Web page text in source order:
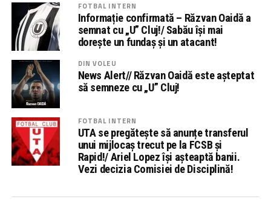
FOTBAL INTERN
Informație confirmată – Răzvan Oaidă a
semnat cu „U” Cluj!/ Sabău își mai
dorește un fundaș și un atacant!
DIN VOLEU
News Alert// Răzvan Oaidă este așteptat
să semneze cu „U” Cluj!
FOTBAL INTERN
UTA se pregătește să anunțe transferul
unui mijlocaș trecut pe la FCSB și
Rapid!/ Ariel Lopez își așteaptă banii.
Vezi decizia Comisiei de Disciplină!